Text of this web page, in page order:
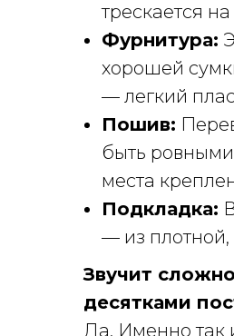
трескается
Фурнитура:
хорошей
— легкий
Пошив:
быть
места
Подкладка:
— из плотной,
Звучит
десятками
Да. Именно так